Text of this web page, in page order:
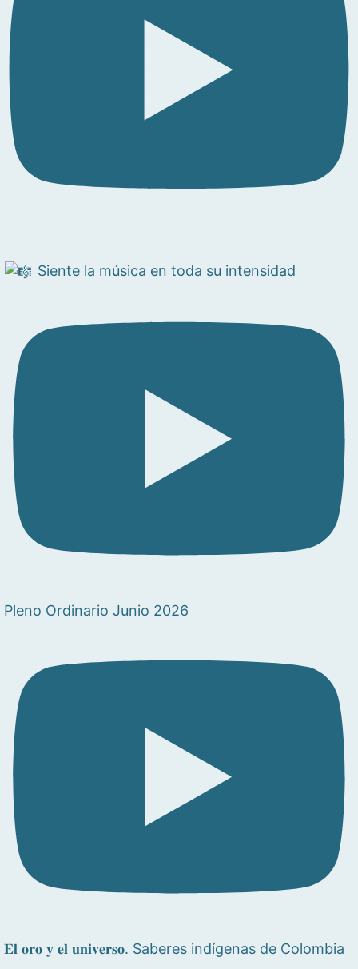
Siente la música en toda su intensidad
Pleno Ordinario Junio 2026
𝐄𝐥 𝐨𝐫𝐨 𝐲 𝐞𝐥 𝐮𝐧𝐢𝐯𝐞𝐫𝐬𝐨. Saberes indígenas de Colombia